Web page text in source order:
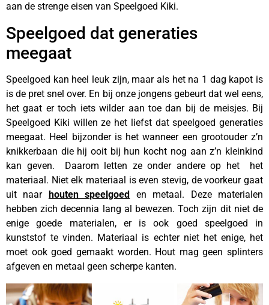
aan de strenge eisen van Speelgoed Kiki.
Speelgoed dat generaties
meegaat
Speelgoed kan heel leuk zijn, maar als het na 1 dag kapot is
is de pret snel over. En bij onze jongens gebeurt dat wel eens,
het gaat er toch iets wilder aan toe dan bij de meisjes. Bij
Speelgoed Kiki willen ze het liefst dat speelgoed generaties
meegaat. Heel bijzonder is het wanneer een grootouder z’n
knikkerbaan die hij ooit bij hun kocht nog aan z’n kleinkind
kan geven. Daarom letten ze onder andere op het het
materiaal. Niet elk materiaal is even stevig, de voorkeur gaat
uit naar houten speelgoed en metaal. Deze materialen
hebben zich decennia lang al bewezen. Toch zijn dit niet de
enige goede materialen, er is ook goed speelgoed in
kunststof te vinden. Materiaal is echter niet het enige, het
moet ook goed gemaakt worden. Hout mag geen splinters
afgeven en metaal geen scherpe kanten.